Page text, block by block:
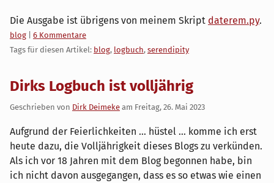
Die Ausgabe ist übrigens von meinem Skript daterem.py.
Kategorien:
blog
6 Kommentare
Tags für diesen Artikel: blog, logbuch, serendipity
Dirks Logbuch ist volljährig
Geschrieben von Dirk Deimeke am Freitag, 26. Mai 2023
Aufgrund der Feierlichkeiten … hüstel … komme ich erst
heute dazu, die Volljährigkeit dieses Blogs zu verkünden.
Als ich vor 18 Jahren mit dem Blog begonnen habe, bin
ich nicht davon ausgegangen, dass es so etwas wie einen